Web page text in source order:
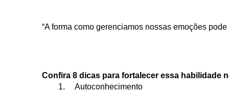
“A forma como gerenciamos nossas emoções
Confira 8 dicas para fortalecer essa habilidade
1.
Autoconhecimento